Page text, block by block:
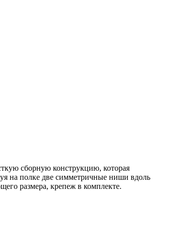
сборную конструкцию, которая
на полке две симметричные ниши вдоль
размера, крепеж в комплекте.